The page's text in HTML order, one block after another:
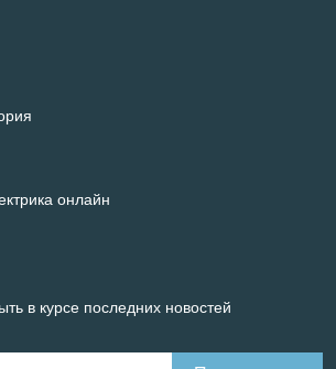
онлайн
в курсе последних новостей